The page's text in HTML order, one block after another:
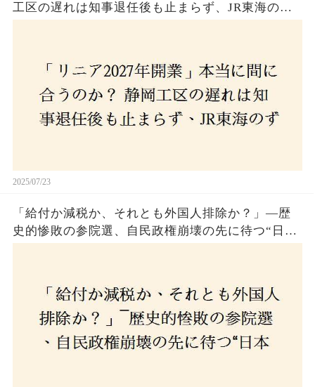
工区の遅れは知事退任後も止まらず、JR東海のず
2025/07/23
「給付か減税か、それとも外国人排除か？」―歴
史的惨敗の参院選、自民政権崩壊の先に待つ“日本